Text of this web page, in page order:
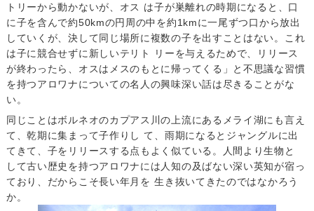
トリーから動かないが、オス は子が巣離れの時期になると、口
に子を含んで約50kmの円周の中を約1kmに一尾ずつ口から放出
していくが、決して同じ場所に複数の子を出すことはない。これ
は子に競合せずに新しいテリト リーを与えるためで、リリース
が終わったら、オスはメスのもとに帰ってくる」と不思議な習慣
を持つアロワナについての名人の興味深い話は尽きることがな
い。
同じことはボルネオのカプアス川の上流にあるメライ湖にも言え
て、乾期に集まって子作りし て、雨期になるとジャングルに出
てきて、子をリリースする点もよく似ている。人間より生物と
して古い歴史を持つアロワナには人知の及ばない深い英知が宿っ
ており、だからこそ長い年月を 生き抜いてきたのではなかろう
か。